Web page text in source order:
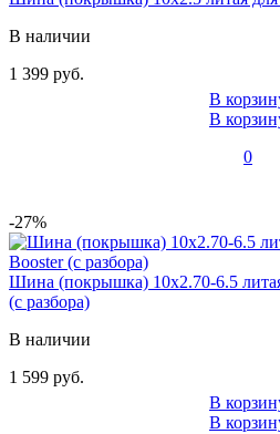
В наличии
1 399 руб.
В
В
0
-27%
Шина (покрышка) 10x2.70-6.5
(с разбора)
В наличии
1 599 руб.
В
В